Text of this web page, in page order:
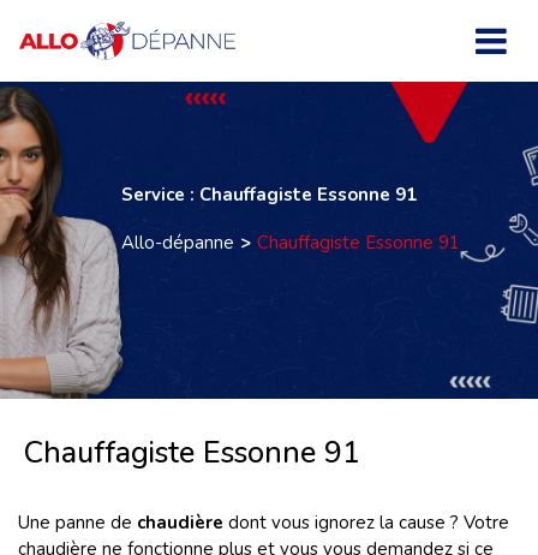
Service : Chauffagiste Essonne 91
Allo-dépanne
Chauffagiste Essonne 91
Chauffagiste Essonne 91
Une panne de chaudière dont vous ignorez la cause ? Votre
chaudière ne fonctionne plus et vous vous demandez si ce